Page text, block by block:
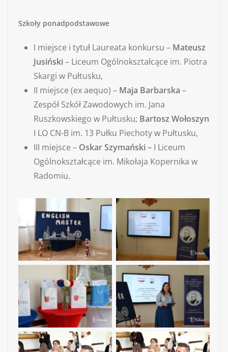
Szkoły ponadpodstawowe
I miejsce i tytuł Laureata konkursu – Mateusz
Jusiński – Liceum Ogólnokształcące im. Piotra
Skargi w Pułtusku,
II miejsce (ex aequo) – Maja Barbarska –
Zespół Szkół Zawodowych im. Jana
Ruszkowskiego w Pułtusku; Bartosz Wołoszyn
I LO CN-B im. 13 Pułku Piechoty w Pułtusku,
III miejsce – Oskar Szymański – I Liceum
Ogólnokształcące im. Mikołaja Kopernika w
Radomiu.